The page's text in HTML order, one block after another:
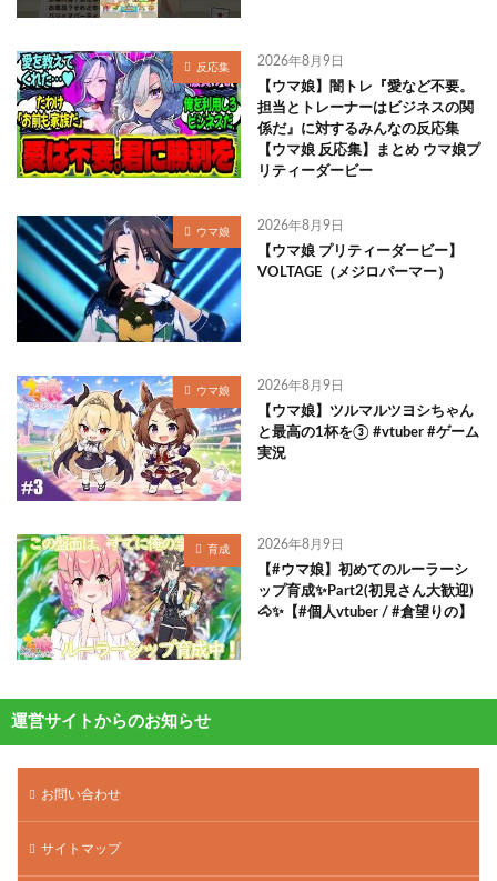
反応集 2026年8月9日
【ウマ娘】闇トレ『愛など不要。
担当とトレーナーはビジネスの関
係だ』に対するみんなの反応集
【ウマ娘 反応集】まとめ ウマ娘プ
リティーダービー
ウマ娘 2026年8月9日
【ウマ娘 プリティーダービー】
VOLTAGE（メジロパーマー）
ウマ娘 2026年8月9日
【ウマ娘】ツルマルツヨシちゃん
と最高の1杯を③ #vtuber #ゲーム
実況
育成 2026年8月9日
【#ウマ娘】初めてのルーラーシ
ップ育成✨Part2(初見さん大歓迎)
🐴✨【#個人vtuber / #倉望りの】
運営サイトからのお知らせ
お問い合わせ
サイトマップ